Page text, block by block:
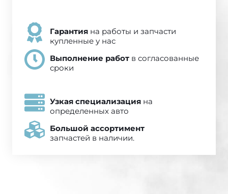
Гарантия на работы и запчасти
купленные у нас
Выполнение работ в согласованные
сроки
Узкая специализация на
определенных авто
Большой ассортимент
запчастей в наличии.